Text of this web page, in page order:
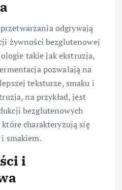
odgrywają
żywności bezglutenowej
takie jak ekstruzja,
pozwalają na
teksturze, smaku i
na przykład, jest
bezglutenowych
charakteryzują się
i smakiem.
i